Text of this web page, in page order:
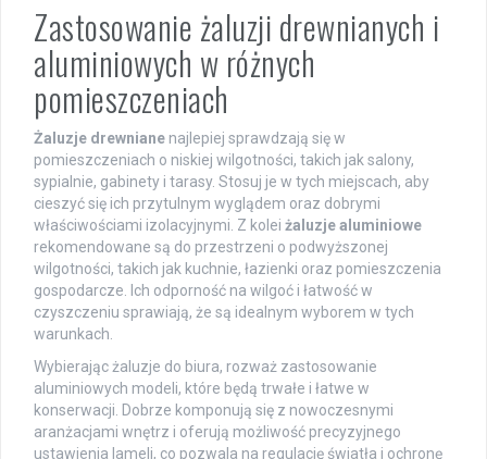
Zastosowanie żaluzji drewnianych i
aluminiowych w różnych
pomieszczeniach
Żaluzje drewniane najlepiej sprawdzają się w
pomieszczeniach o niskiej wilgotności, takich jak salony,
sypialnie, gabinety i tarasy. Stosuj je w tych miejscach, aby
cieszyć się ich przytulnym wyglądem oraz dobrymi
właściwościami izolacyjnymi. Z kolei żaluzje aluminiowe
rekomendowane są do przestrzeni o podwyższonej
wilgotności, takich jak kuchnie, łazienki oraz pomieszczenia
gospodarcze. Ich odporność na wilgoć i łatwość w
czyszczeniu sprawiają, że są idealnym wyborem w tych
warunkach.
Wybierając żaluzje do biura, rozważ zastosowanie
aluminiowych modeli, które będą trwałe i łatwe w
konserwacji. Dobrze komponują się z nowoczesnymi
aranżacjami wnętrz i oferują możliwość precyzyjnego
ustawienia lameli, co pozwala na regulację światła i ochronę